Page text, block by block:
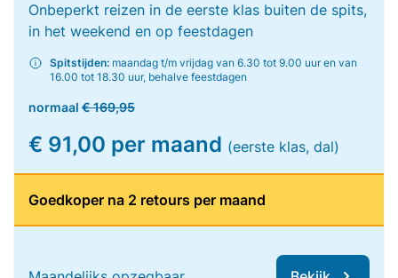
Onbeperkt reizen in de eerste klas buiten de spits,
in het weekend en op feestdagen
Spitstijden: maandag t/m vrijdag van 6.30 tot 9.00 uur en van
16.00 tot 18.30 uur, behalve feestdagen
normaal € 169,95
€ 91,00 per maand (eerste klas, dal)
Goedkoper na 2 retours per maand